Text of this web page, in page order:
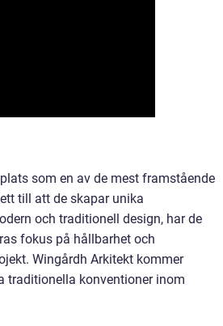
som en av de mest framstående
till att de skapar unika
och traditionell design, har de
fokus på hållbarhet och
Wingårdh Arkitekt kommer
konventioner inom